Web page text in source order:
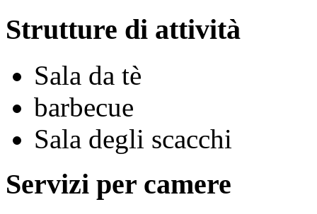
Strutture di attività
Sala da tè
barbecue
Sala degli scacchi
Servizi per camere